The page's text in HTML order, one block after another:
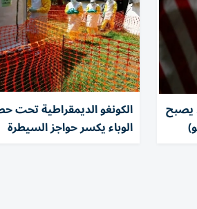
يصبح الكونغو الديمقراطية تحت
الوباء يكسر حواجز السيطرة